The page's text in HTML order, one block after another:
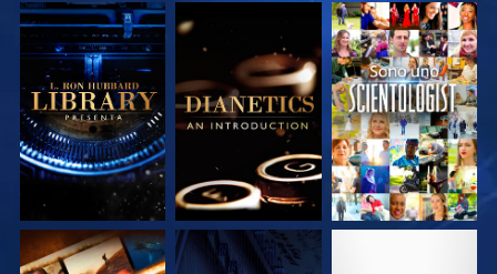
ESPLORA LE
SERIE
ESPLORA LE
SERIE
GUARDA